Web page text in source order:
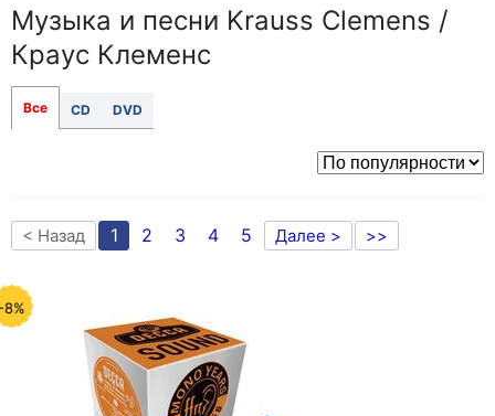
Музыка и песни Krauss Clemens /
Краус Клеменс
Все CD DVD
< Назад 1 2 3 4 5 Далее > >>
8%